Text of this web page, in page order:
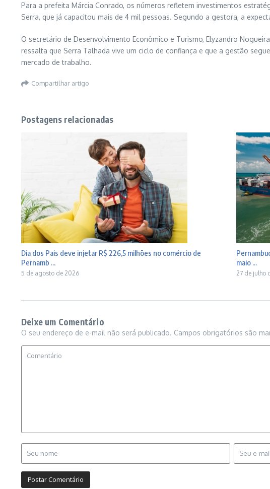
Para a prefeita Márcia Conrado, os números refletem investimentos
Serra, que já capacitou mais de 4 mil pessoas. Segundo a gestora, a
O secretário de Desenvolvimento Econômico e Turismo, Elyzandro Nogueira
ressalta que Serra Talhada vive um ciclo de confiança e que a gestão
mercado de trabalho.
Compartilhar artigo
Postagens relacionadas
Dia dos Pais deve injetar R$ 226,5 milhões no comércio de
Pernamb ...
5 de agosto de 2026
maio ...
27 de julho
Deixe um Comentário
O seu endereço de e-mail não será publicado. Campos obrigatórios são